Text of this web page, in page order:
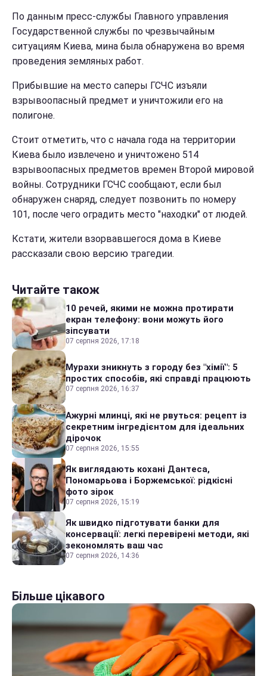
По данным пресс-службы Главного управления
Государственной службы по чрезвычайным
ситуациям Киева, мина была обнаружена во время
проведения земляных работ.
Прибывшие на место саперы ГСЧС изъяли
взрывоопасный предмет и уничтожили его на
полигоне.
Стоит отметить, что с начала года на территории
Киева было извлечено и уничтожено 514
взрывоопасных предметов времен Второй мировой
войны. Сотрудники ГСЧС сообщают, если был
обнаружен снаряд, следует позвонить по номеру
101, после чего оградить место "находки" от людей.
Кстати, жители взорвавшегося дома в Киеве
рассказали свою версию трагедии.
Читайте також
10 речей, якими не можна протирати
екран телефону: вони можуть його
зіпсувати
07 серпня 2026, 17:18
Мурахи зникнуть з городу без "хімії": 5
простих способів, які справді працюють
07 серпня 2026, 16:37
Ажурні млинці, які не рвуться: рецепт із
секретним інгредієнтом для ідеальних
дірочок
07 серпня 2026, 15:55
Як виглядають кохані Дантеса,
Пономарьова і Боржемської: рідкісні
фото зірок
07 серпня 2026, 15:19
Як швидко підготувати банки для
консервації: легкі перевірені методи, які
зекономлять ваш час
07 серпня 2026, 14:36
Більше цікавого